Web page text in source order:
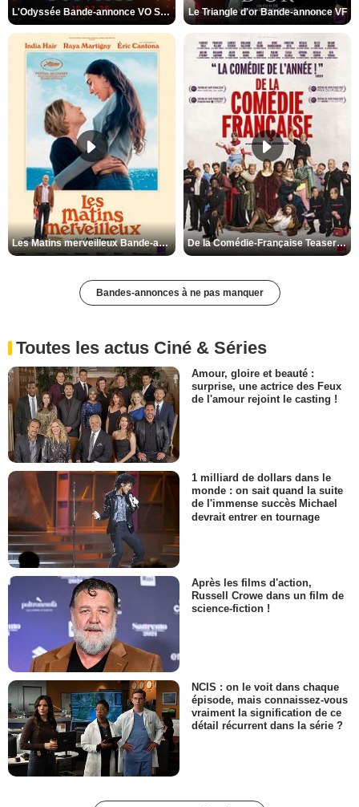
L'Odyssée Bande-annonce VO STFR Le Triangle d'or Bande-annonce VF
Les Matins merveilleux Bande-annonce VF De la Comédie-Française Teaser VF
Bandes-annonces à ne pas manquer
Toutes les actus Ciné & Séries
Amour, gloire et beauté :
surprise, une actrice des Feux
de l'amour rejoint le casting !
1 milliard de dollars dans le
monde : on sait quand la suite
de l'immense succès Michael
devrait entrer en tournage
Après les films d'action,
Russell Crowe dans un film de
science-fiction !
NCIS : on le voit dans chaque
épisode, mais connaissez-vous
vraiment la signification de ce
détail récurrent dans la série ?